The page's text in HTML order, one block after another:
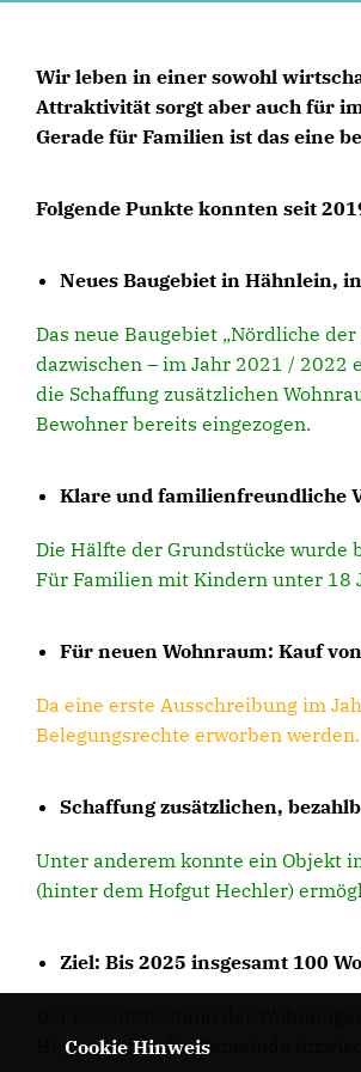
Wir leben in einer sowohl
Attraktivität sorgt aber auch für
Gerade für Familien ist das eine
Folgende Punkte konnten seit
Neues Baugebiet in Hähnlein,
Das neue Baugebiet „Nördliche
dazwischen – im Jahr 2021 / 2022
die Schaffung zusätzlichen
Bewohner bereits eingezogen.
Klare und familienfreundliche
Die Hälfte der Grundstücke wurde
Für Familien mit Kindern unter 18
Für neuen Wohnraum: Kauf
Da eine erste Ausschreibung im
Belegungsrechte erworben
Schaffung zusätzlichen,
Unter anderem konnte ein Objekt
(hinter dem Hofgut Hechler)
Ziel: Bis 2025 insgesamt 100
Hegemag hat die Gemeinde
Cookie Hinweis